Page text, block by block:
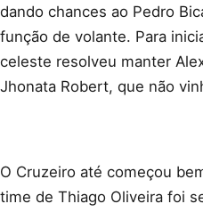
dando chances ao Pedro
função de volante. Para
celeste resolveu manter
Jhonata Robert, que não
O Cruzeiro até começou
time de Thiago Oliveira foi